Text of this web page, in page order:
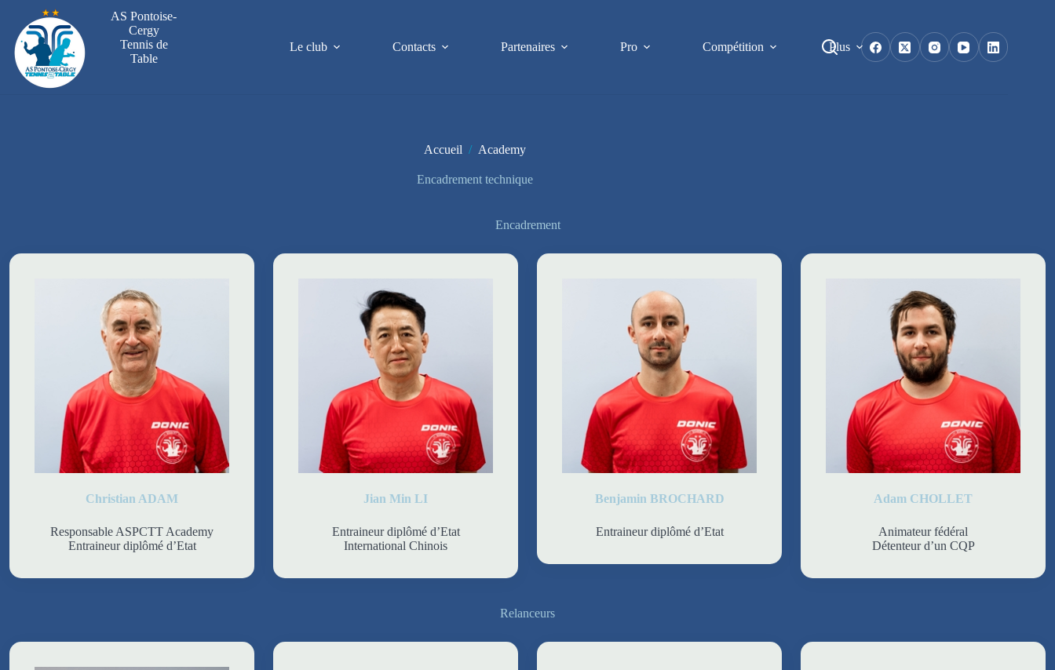
contenu
AS Pontoise-
Cergy
Tennis de
Table
Le club Contacts Partenaires Pro Compétition Plus
Accueil / Academy
Encadrement technique
Encadrement
Christian ADAM
Responsable ASPCTT Academy
Entraineur diplômé d’Etat
Jian Min LI
Entraineur diplômé d’Etat
International Chinois
Benjamin BROCHARD
Entraineur diplômé d’Etat
Adam CHOLLET
Animateur fédéral
Détenteur d’un CQP
Relanceurs